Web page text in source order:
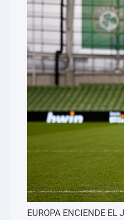
EUROPA ENCIENDE EL